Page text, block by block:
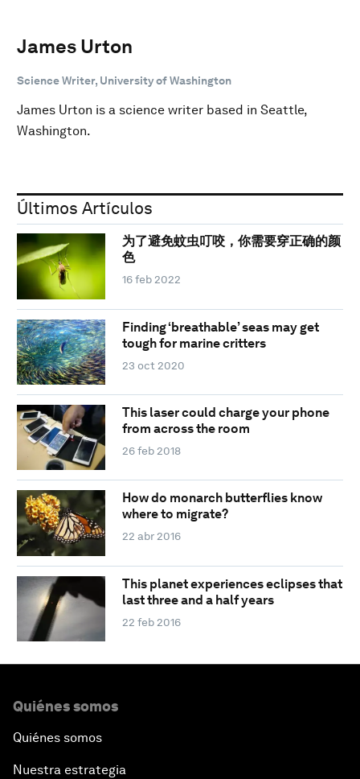
James Urton
Science Writer, University of Washington
James Urton is a science writer based in Seattle,
Washington.
Últimos Artículos
为了避免蚊虫叮咬，你需要穿正确的颜
色
16 feb 2022
Finding ‘breathable’ seas may get
tough for marine critters
23 oct 2020
This laser could charge your phone
from across the room
26 feb 2018
How do monarch butterflies know
where to migrate?
22 abr 2016
This planet experiences eclipses that
last three and a half years
22 feb 2016
Quiénes somos
Quiénes somos
Nuestra estrategia